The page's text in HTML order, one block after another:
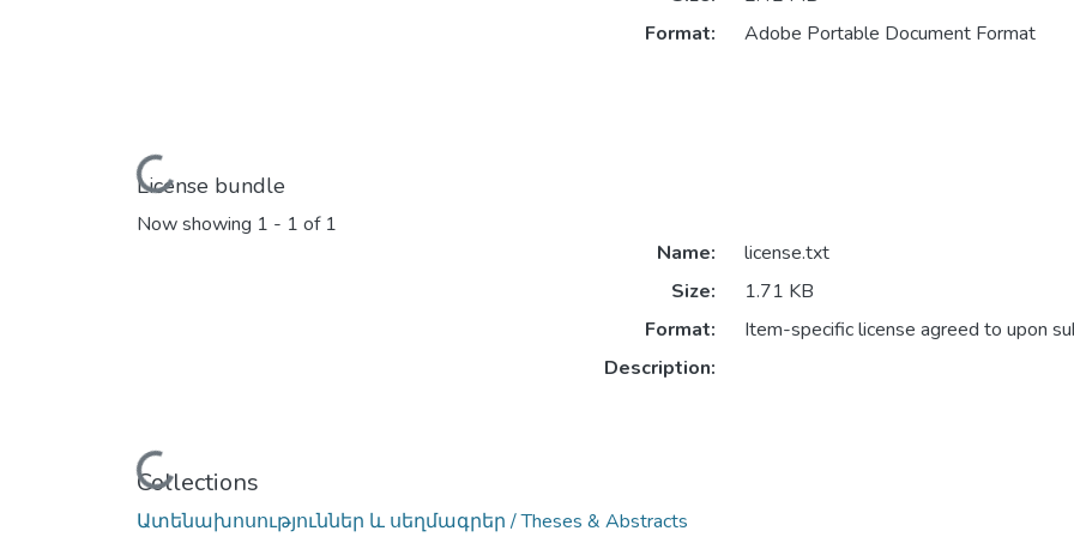
Loading...
Format:
Adobe Portable Document Format
License bundle
Now showing 1 - 1 of 1
Loading...
Name:
license.txt
Size:
1.71 KB
Format:
Item-specific license agreed to upon
Description:
Collections
Ատենախոսություններ և սեղմագրեր / Theses & Abstracts